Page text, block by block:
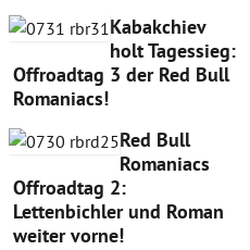
Kabakchiev
holt Tagessieg:
Offroadtag 3 der Red Bull
Romaniacs!
Red Bull
Romaniacs
Offroadtag 2:
Lettenbichler und Roman
weiter vorne!